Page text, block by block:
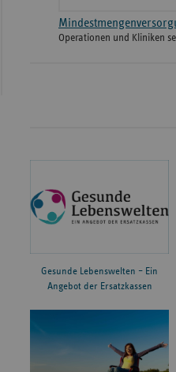
Operationen und Kliniken
Gesunde Lebenswelten – Ein
Angebot der Ersatzkassen